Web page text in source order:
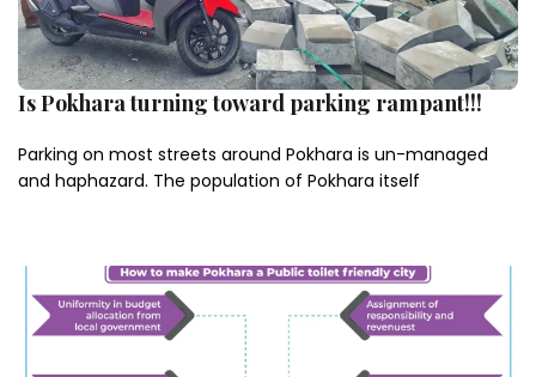
Is Pokhara turning toward parking rampant!!!
Parking on most streets around Pokhara is un-managed
and haphazard. The population of Pokhara itself